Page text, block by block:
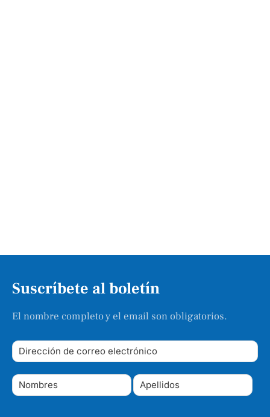
Suscríbete al boletín
El nombre completo y el email son obligatorios.